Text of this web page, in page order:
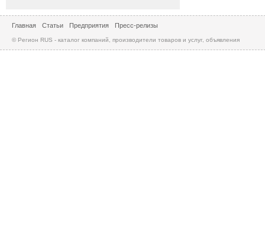
Главная Статьи Предприятия Пресс-релизы
© Регион RUS - каталог компаний, производители товаров и услуг, объявления